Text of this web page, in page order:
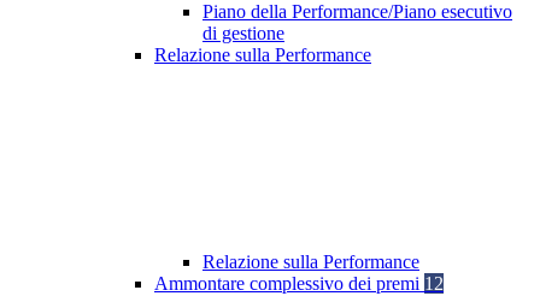
Piano della Performance/Piano esecutivo
di gestione
Relazione sulla Performance
Relazione sulla Performance
Ammontare complessivo dei premi 12